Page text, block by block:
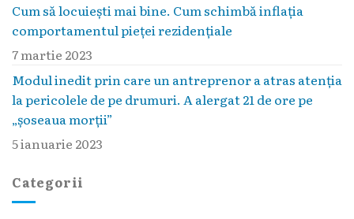
Cum să locuieşti mai bine. Cum schimbă inflaţia
comportamentul pieţei rezidenţiale
7 martie 2023
Modul inedit prin care un antreprenor a atras atenția
la pericolele de pe drumuri. A alergat 21 de ore pe
„șoseaua morții”
5 ianuarie 2023
Categorii